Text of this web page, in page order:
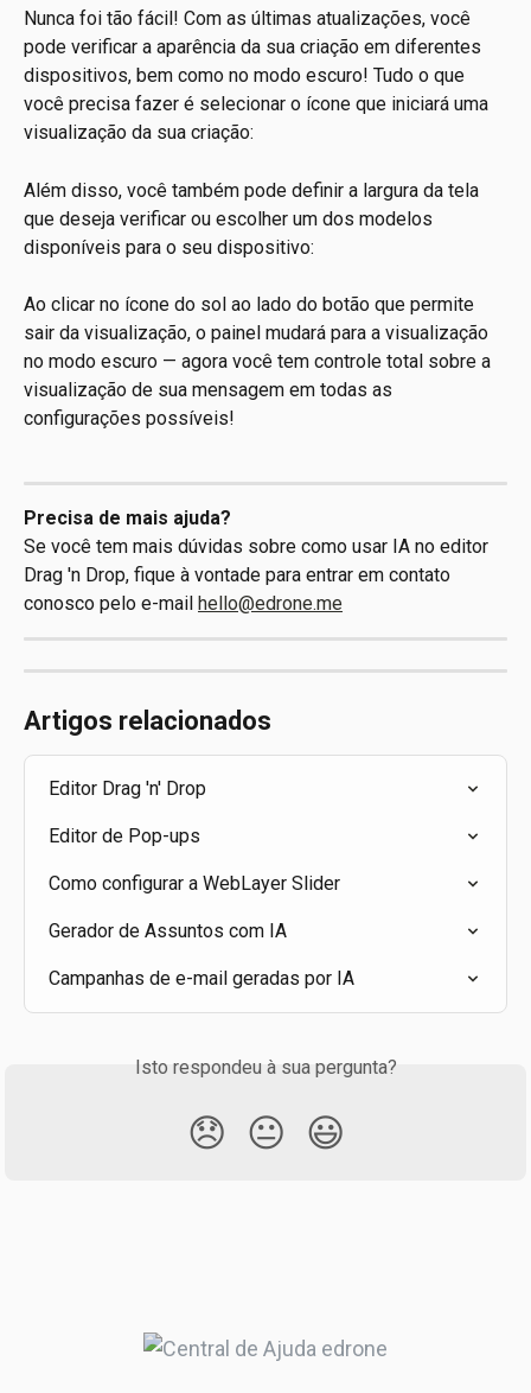
Nunca foi tão fácil! Com as últimas atualizações, você
pode verificar a aparência da sua criação em diferentes
dispositivos, bem como no modo escuro! Tudo o que
você precisa fazer é selecionar o ícone que iniciará uma
visualização da sua criação:
Além disso, você também pode definir a largura da tela
que deseja verificar ou escolher um dos modelos
disponíveis para o seu dispositivo:
Ao clicar no ícone do sol ao lado do botão que permite
sair da visualização, o painel mudará para a visualização
no modo escuro — agora você tem controle total sobre a
visualização de sua mensagem em todas as
configurações possíveis!
Precisa de mais ajuda?
Se você tem mais dúvidas sobre como usar IA no editor
Drag 'n Drop, fique à vontade para entrar em contato
conosco pelo e-mail hello@edrone.me
Artigos relacionados
Editor Drag 'n' Drop
Editor de Pop-ups
Como configurar a WebLayer Slider
Gerador de Assuntos com IA
Campanhas de e-mail geradas por IA
Isto respondeu à sua pergunta?
😞 😐 😃